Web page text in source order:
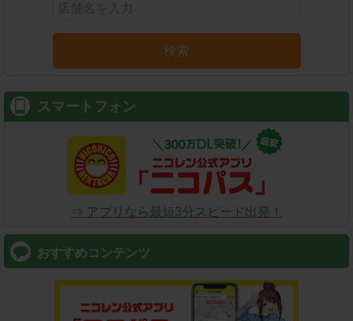
検索
スマートフォン
⇒ アプリなら最短3分スピード出発！
おすすめコンテンツ